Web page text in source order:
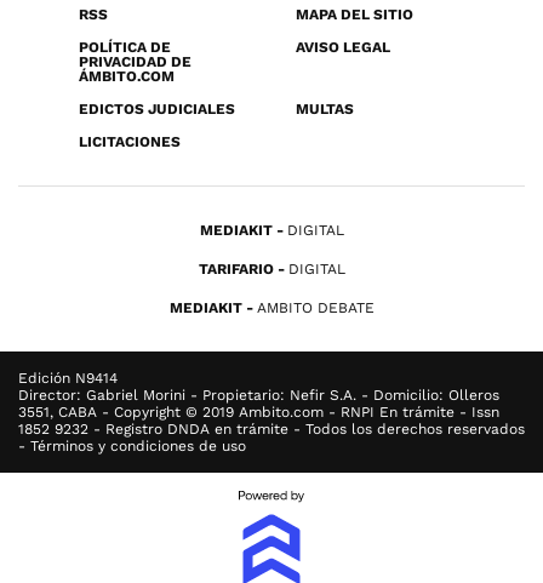
RSS
MAPA DEL SITIO
POLÍTICA DE
PRIVACIDAD DE
ÁMBITO.COM
AVISO LEGAL
EDICTOS JUDICIALES
MULTAS
LICITACIONES
MEDIAKIT DIGITAL
TARIFARIO DIGITAL
MEDIAKIT AMBITO DEBATE
Edición N9414
Director: Gabriel Morini - Propietario: Nefir S.A. - Domicilio: Olleros
3551, CABA - Copyright © 2019 Ambito.com - RNPI En trámite - Issn
1852 9232 - Registro DNDA en trámite - Todos los derechos reservados
- Términos y condiciones de uso